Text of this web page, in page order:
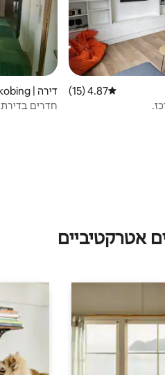
דירוג ממוצע של 4.87 מתוך 5, 15 ביקורות
4.87 (15)
דירה | Ringkobing
חדרים בדירת 100 מ"ר ברינגקובינג.
אטרקטיביים